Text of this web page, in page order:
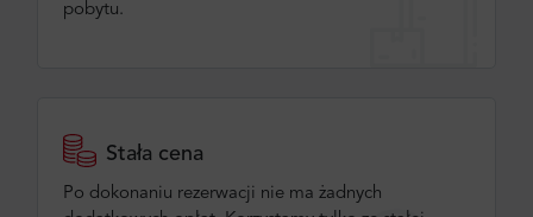
pobytu.
Stała cena
Po dokonaniu rezerwacji nie ma żadnych